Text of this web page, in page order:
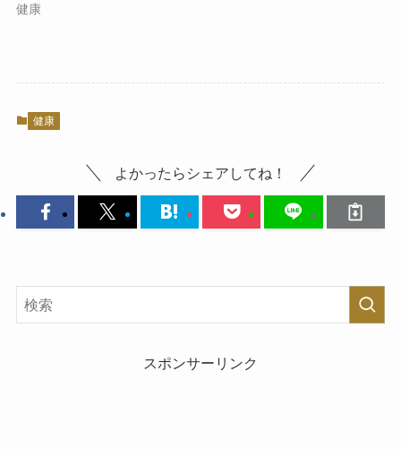
健康
健康
よかったらシェアしてね！
スポンサーリンク